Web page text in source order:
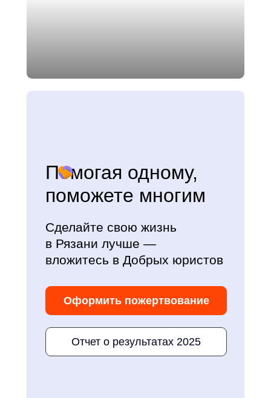
Оформить пожертвование
Отчет о результатах 2025
Сделайте свою жизнь
в Рязани лучше —
вложитесь в Добрых юристов
Помогая одному,
поможете многим